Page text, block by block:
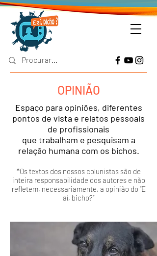
OPINIÃO
Espaço para opiniões, diferentes
pontos de vista e relatos pessoais
de profissionais
que trabalham e pesquisam a
relação humana com os bichos.
*Os textos dos nossos colunistas são de
inteira responsabilidade dos autores e não
refletem, necessariamente, a opinião do “E
aí, bicho?”